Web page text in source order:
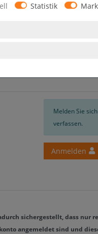
Melden Sie
verfassen.
Anmelden
sichergestellt, dass nur
angemeldet sind und
Statistik